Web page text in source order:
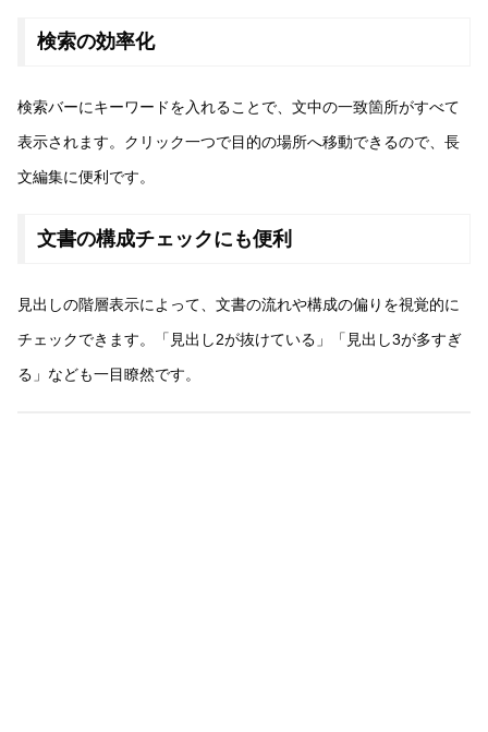
検索の効率化
検索バーにキーワードを入れることで、文中の一致箇所がすべて
表示されます。クリック一つで目的の場所へ移動できるので、長
文編集に便利です。
文書の構成チェックにも便利
見出しの階層表示によって、文書の流れや構成の偏りを視覚的に
チェックできます。「見出し2が抜けている」「見出し3が多すぎ
る」なども一目瞭然です。